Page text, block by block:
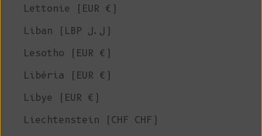
Lettonie (EUR €)
Liban (LBP ل.ل)
Lesotho (EUR €)
Libéria (EUR €)
Libye (EUR €)
Liechtenstein (CHF CHF)